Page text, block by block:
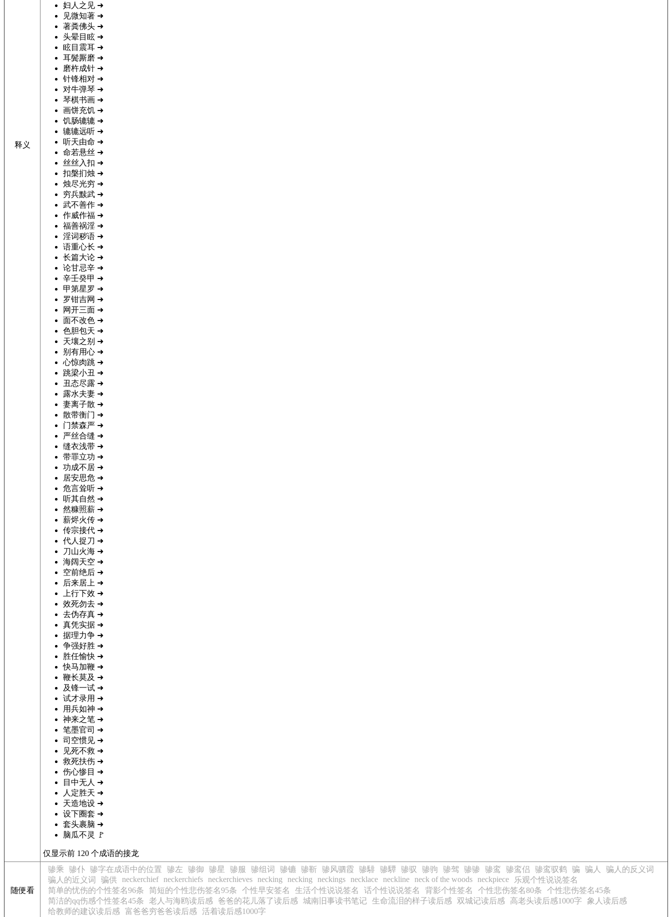
释义
妇人之见 ➜
见微知著 ➜
著粪佛头 ➜
头晕目眩 ➜
眩目震耳 ➜
耳鬓厮磨 ➜
磨杵成针 ➜
针锋相对 ➜
对牛弹琴 ➜
琴棋书画 ➜
画饼充饥 ➜
饥肠辘辘 ➜
辘辘远听 ➜
听天由命 ➜
命若悬丝 ➜
丝丝入扣 ➜
扣槃扪烛 ➜
烛尽光穷 ➜
穷兵黩武 ➜
武不善作 ➜
作威作福 ➜
福善祸淫 ➜
淫词秽语 ➜
语重心长 ➜
长篇大论 ➜
论甘忌辛 ➜
辛壬癸甲 ➜
甲第星罗 ➜
罗钳吉网 ➜
网开三面 ➜
面不改色 ➜
色胆包天 ➜
天壤之别 ➜
别有用心 ➜
心惊肉跳 ➜
跳梁小丑 ➜
丑态尽露 ➜
露水夫妻 ➜
妻离子散 ➜
散带衡门 ➜
门禁森严 ➜
严丝合缝 ➜
缝衣浅带 ➜
带罪立功 ➜
功成不居 ➜
居安思危 ➜
危言耸听 ➜
听其自然 ➜
然糠照薪 ➜
薪烬火传 ➜
传宗接代 ➜
代人捉刀 ➜
刀山火海 ➜
海阔天空 ➜
空前绝后 ➜
后来居上 ➜
上行下效 ➜
效死勿去 ➜
去伪存真 ➜
真凭实据 ➜
据理力争 ➜
争强好胜 ➜
胜任愉快 ➜
快马加鞭 ➜
鞭长莫及 ➜
及锋一试 ➜
试才录用 ➜
用兵如神 ➜
神来之笔 ➜
笔墨官司 ➜
司空惯见 ➜
见死不救 ➜
救死扶伤 ➜
伤心惨目 ➜
目中无人 ➜
人定胜天 ➜
天造地设 ➜
设下圈套 ➜
套头裹脑 ➜
脑瓜不灵
🚩
仅显示前 120 个成语的接龙
随便看
骖乘 骖仆 骖字在成语中的位置 骖左 骖御 骖星 骖服 骖组词 骖镳 骖靳 骖风驷霞 骖騑 骖驔 骖驭 骖驹 骖驾 骖骖 骖鸾 骖鸾侣 骖鸾驭鹤 骗 骗人
骗人的反义词
骗人的近义词
骗供 neckerchief neckerchiefs neckerchieves necking necking neckings necklace neckline neck of the woods neckpiece
乐观个性说说签名
简单的忧伤的个性签名96条
简短的个性悲伤签名95条 个性早安签名 生活个性说说签名 话个性说说签名 背影个性签名 个性悲伤签名80条
个性悲伤签名45条
简洁的qq伤感个性签名45条
老人与海鸥读后感 爸爸的花儿落了读后感 城南旧事读书笔记 生命流泪的样子读后感 双城记读后感 高老头读后感1000字
象人读后感
给教师的建议读后感
富爸爸穷爸爸读后感 活着读后感1000字